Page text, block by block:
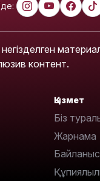
контент.
Қызмет
Біз
Жарнама
Байланыс